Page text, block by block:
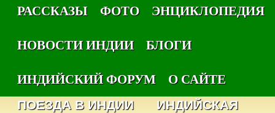
РАССКАЗЫ
ФОТО
ЭНЦИКЛОПЕДИЯ
НОВОСТИ ИНДИИ
БЛОГИ
ИНДИЙСКИЙ ФОРУМ
О САЙТЕ
ПОЕЗДА В ИНДИИ
ИНДИЙСКАЯ